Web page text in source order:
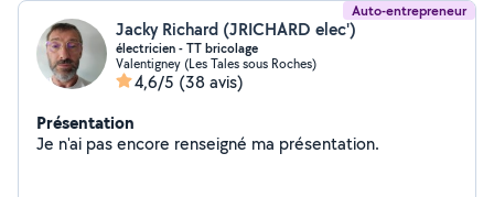
Auto-entrepreneur
Jacky Richard (JRICHARD elec')
électricien - TT bricolage
Valentigney (Les Tales sous Roches)
4,6/5 (38 avis)
Présentation
Je n'ai pas encore renseigné ma présentation.